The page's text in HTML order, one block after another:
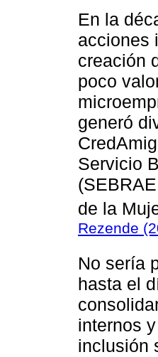
En la
acciones
creación
poco
generó
Servicio
de la
Rezende
No sería
hasta el
internos
inclusión